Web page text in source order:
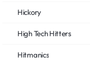
Hickory
High Tech Hitters
Hitmanics